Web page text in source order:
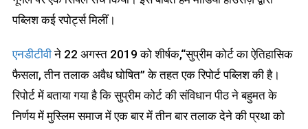
पब्लिश कई रपोर्ट्स मिलीं।
एनडीटीवीने 22 अगस्त 2019 को शीर्षक,“सुप्रीम कोर्ट का ऐतिहासिक
फैसला, तीन तलाक अवैध घोषित” के तहत एक रिपोर्ट पब्लिश की है।
रिपोर्ट में बताया गया है कि सुप्रीम कोर्ट की संविधान पीठ ने बहुमत के
निर्णय में मुस्लिम समाज में एक बार में तीन बार तलाक देने की प्रथा को